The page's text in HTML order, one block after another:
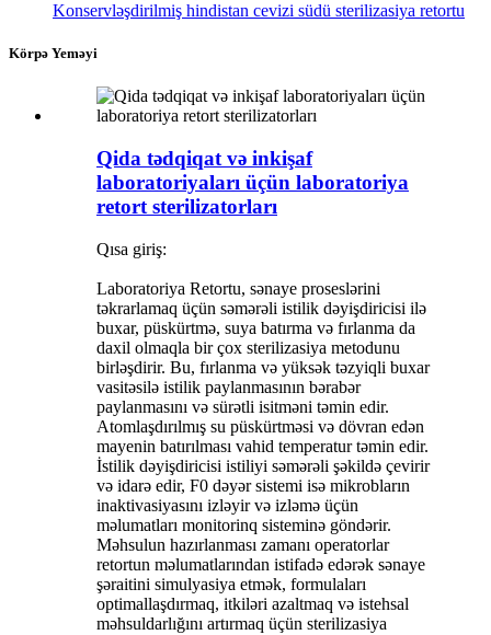
Konservləşdirilmiş hindistan cevizi südü sterilizasiya retortu
Körpə Yeməyi
Qida tədqiqat və inkişaf
laboratoriyaları üçün laboratoriya
retort sterilizatorları
Qısa giriş:
Laboratoriya Retortu, sənaye proseslərini
təkrarlamaq üçün səmərəli istilik dəyişdiricisi ilə
buxar, püskürtmə, suya batırma və fırlanma da
daxil olmaqla bir çox sterilizasiya metodunu
birləşdirir. Bu, fırlanma və yüksək təzyiqli buxar
vasitəsilə istilik paylanmasının bərabər
paylanmasını və sürətli isitməni təmin edir.
Atomlaşdırılmış su püskürtməsi və dövran edən
mayenin batırılması vahid temperatur təmin edir.
İstilik dəyişdiricisi istiliyi səmərəli şəkildə çevirir
və idarə edir, F0 dəyər sistemi isə mikrobların
inaktivasiyasını izləyir və izləmə üçün
məlumatları monitorinq sisteminə göndərir.
Məhsulun hazırlanması zamanı operatorlar
retortun məlumatlarından istifadə edərək sənaye
şəraitini simulyasiya etmək, formulaları
optimallaşdırmaq, itkiləri azaltmaq və istehsal
məhsuldarlığını artırmaq üçün sterilizasiya